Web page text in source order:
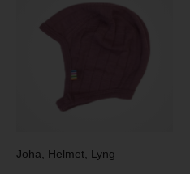
Joha, Helmet, Lyng